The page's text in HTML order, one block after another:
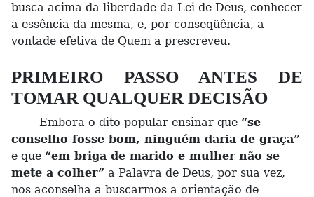
busca acima da liberdade da Lei de Deus, conhecer
a essência da mesma, e, por conseqüência, a
vontade efetiva de Quem a prescreveu.
PRIMEIRO PASSO ANTES DE
TOMAR QUALQUER DECISÃO
Embora o dito popular ensinar que “se
conselho fosse bom, ninguém daria de graça”
e que “em briga de marido e mulher não se
mete a colher” a Palavra de Deus, por sua vez,
nos aconselha a buscarmos a orientação de